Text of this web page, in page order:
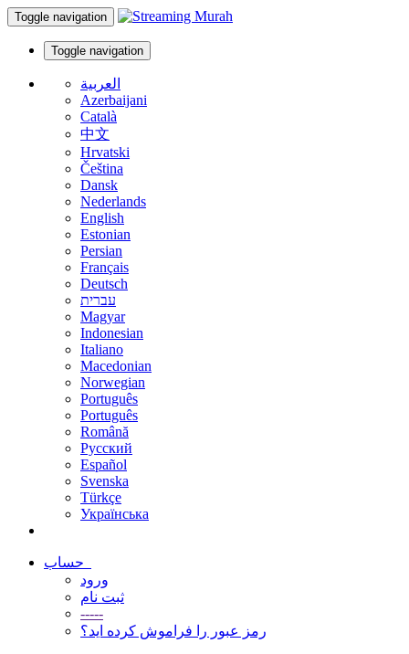
Toggle navigation
Toggle navigation
العربية
Azerbaijani
Català
中文
Hrvatski
Čeština
Dansk
Nederlands
English
Estonian
Persian
Français
Deutsch
עברית
Magyar
Indonesian
Italiano
Macedonian
Norwegian
Português
Português
Română
Русский
Español
Svenska
Türkçe
Українська
ورود
ثبت نام
-----
رمز عبور را فراموش کرده اید؟